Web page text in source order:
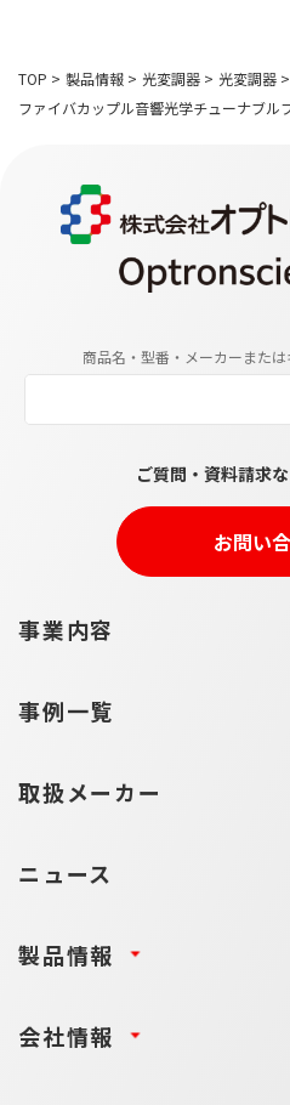
TOP > 製品情報 > 光変調器 > 光変調器 >
ファイバカップル音響光学チューナブル
商品名・型番・メーカーまたは
ご質問・資料請求
お問い
事業内容
事例一覧
取扱メーカー
ニュース
製品情報
会社情報